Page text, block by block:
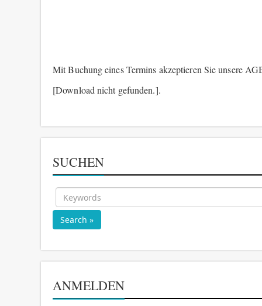
Mit Buchung eines Termins akzeptieren Sie unsere
[Download nicht gefunden.].
SUCHEN
Search »
ANMELDEN